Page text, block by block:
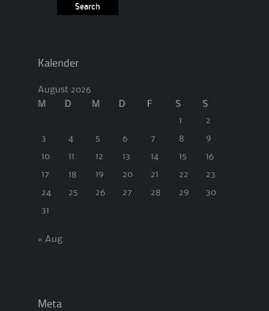
Kalender
August 2026
M
D M D F S
S
1
2
3 4 5 6 7 8 9
10 11 12 13 14 15 16
17 18 19 20 21 22 23
24 25 26 27 28 29 30
31
« Aug.
Meta